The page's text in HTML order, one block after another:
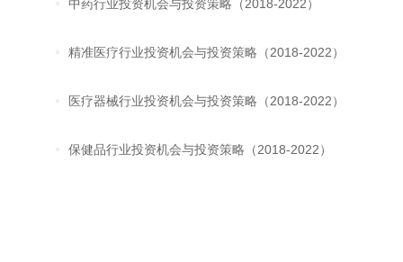
中药行业投资机会与投资策略（2018-2022）
精准医疗行业投资机会与投资策略（2018-2022）
医疗器械行业投资机会与投资策略（2018-2022）
保健品行业投资机会与投资策略（2018-2022）